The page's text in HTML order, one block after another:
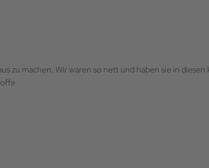
zu machen. Wir waren so nett und haben sie in diesen